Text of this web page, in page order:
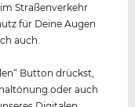
Straßenverkehr
für Deine Augen
auch.
Button drückst,
oder auch